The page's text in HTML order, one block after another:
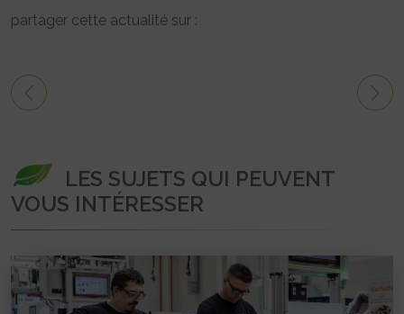
partager cette actualité sur :
LES SUJETS QUI PEUVENT
VOUS INTÉRESSER